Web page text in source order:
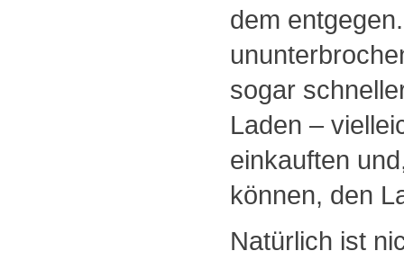
dem
sogar
Laden –
einkauften
können, den
Natürlich ist